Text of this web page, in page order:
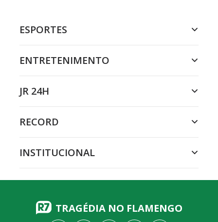
ESPORTES
ENTRETENIMENTO
JR 24H
RECORD
INSTITUCIONAL
TRAGÉDIA NO FLAMENGO